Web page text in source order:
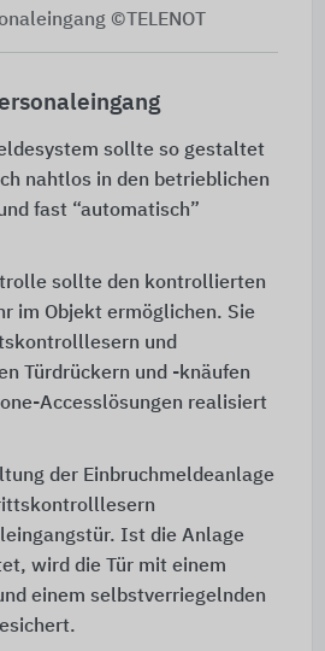
©TELENOT
sollte so gestaltet
nahtlos in den betrieblichen
fast “automatisch”
sollte den kontrollierten
im Objekt ermöglichen. Sie
und
Türdrückern und -knäufen
Accesslösungen realisiert
der Einbruchmeldeanlage
Ist die Anlage
wird die Tür mit einem
einem selbstverriegelnden